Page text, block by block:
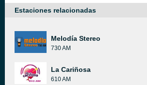
Estaciones relacionadas
Melodía Stereo
730 AM
La Cariñosa
610 AM